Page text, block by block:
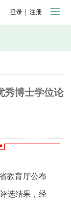
登录 注册 
秀博士学位论
教育厅公布
选结果，经